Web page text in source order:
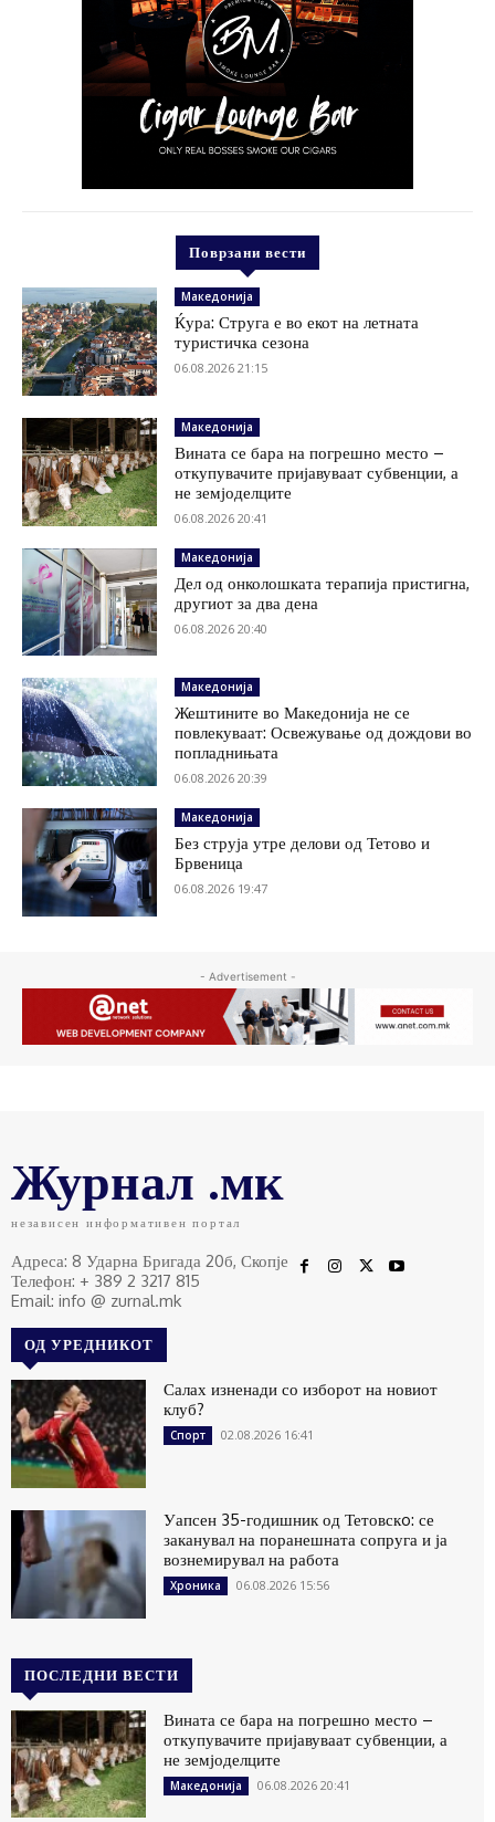
Поврзани вести
Македонија
Ќура: Струга е во екот на летната
туристичка сезона
06.08.2026 21:15
Македонија
Вината се бара на погрешно место –
откупувачите пријавуваат субвенции, а
не земјоделците
06.08.2026 20:41
Македонија
Дел од онколошката терапија пристигна,
другиот за два дена
06.08.2026 20:40
Македонија
Жештините во Македонија не се
повлекуваат: Освежување од дождови во
попладнињата
06.08.2026 20:39
Македонија
Без струја утре делови од Тетово и
Брвеница
06.08.2026 19:47
- Advertisement -
Журнал .мк
независен информативен портал
Адреса: 8 Ударна Бригада 20б, Скопје
Телефон: + 389 2 3217 815
Email: info @ zurnal.mk
ОД УРЕДНИКОТ
Салах изненади со изборот на новиот
клуб?
Спорт 02.08.2026 16:41
Уапсен 35-годишник од Тетовскo: се
заканувал на поранешната сопруга и ја
вознемирувал на работа
Хроника 06.08.2026 15:56
ПОСЛЕДНИ ВЕСТИ
Вината се бара на погрешно место –
откупувачите пријавуваат субвенции, а
не земјоделците
Македонија 06.08.2026 20:41